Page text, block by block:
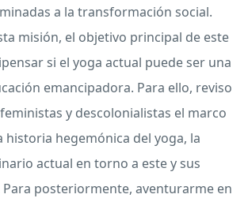
a la transformación social.
misión, el objetivo principal de este
si el yoga actual puede ser una
emancipadora. Para ello, reviso
y descolonialistas el marco
historia hegemónica del yoga, la
actual en torno a este y sus
Para posteriormente, aventurarme en